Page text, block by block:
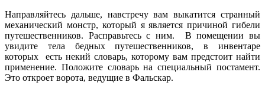
Направляйтесь дальше, навстречу вам выкатится странный
механический монстр, который я является причиной гибели
путешественников. Расправьтесь с ним. В помещении вы
увидите тела бедных путешественников, в инвентаре
которых есть некий словарь, которому вам предстоит найти
применение. Положите словарь на специальный постамент.
Это откроет ворота, ведущие в Фальскар.